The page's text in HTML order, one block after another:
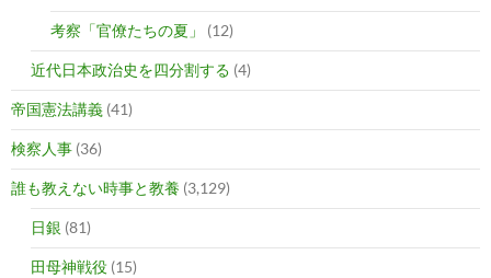
考察「官僚たちの夏」 (12)
近代日本政治史を四分割する (4)
帝国憲法講義 (41)
検察人事 (36)
誰も教えない時事と教養 (3,129)
日銀 (81)
田母神戦役 (15)